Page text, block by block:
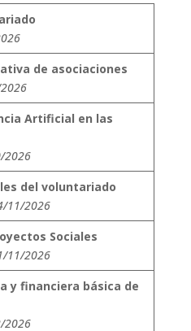
de asociaciones
Artificial en las
2026
del voluntariado
11/2026
Sociales
11/2026
y financiera básica de
2026